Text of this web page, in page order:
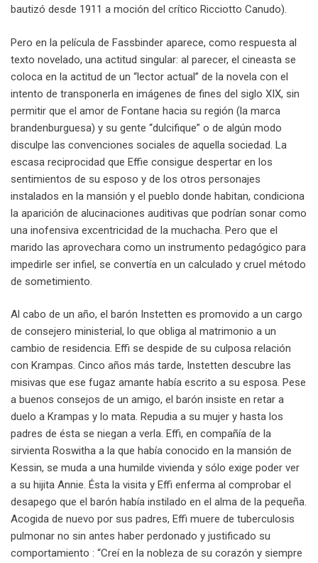
bautizó desde 1911 a moción del crítico Ricciotto Canudo).
Pero en la película de Fassbinder aparece, como respuesta al
texto novelado, una actitud singular: al parecer, el cineasta se
coloca en la actitud de un “lector actual” de la novela con el
intento de transponerla en imágenes de fines del siglo XIX, sin
permitir que el amor de Fontane hacia su región (la marca
brandenburguesa) y su gente “dulcifique” o de algún modo
disculpe las convenciones sociales de aquella sociedad. La
escasa reciprocidad que Effie consigue despertar en los
sentimientos de su esposo y de los otros personajes
instalados en la mansión y el pueblo donde habitan, condiciona
la aparición de alucinaciones auditivas que podrían sonar como
una inofensiva excentricidad de la muchacha. Pero que el
marido las aprovechara como un instrumento pedagógico para
impedirle ser infiel, se convertía en un calculado y cruel método
de sometimiento.
Al cabo de un año, el barón Instetten es promovido a un cargo
de consejero ministerial, lo que obliga al matrimonio a un
cambio de residencia. Effi se despide de su culposa relación
con Krampas. Cinco años más tarde, Instetten descubre las
misivas que ese fugaz amante había escrito a su esposa. Pese
a buenos consejos de un amigo, el barón insiste en retar a
duelo a Krampas y lo mata. Repudia a su mujer y hasta los
padres de ésta se niegan a verla. Effi, en compañía de la
sirvienta Roswitha a la que había conocido en la mansión de
Kessin, se muda a una humilde vivienda y sólo exige poder ver
a su hijita Annie. Ésta la visita y Effi enferma al comprobar el
desapego que el barón había instilado en el alma de la pequeña.
Acogida de nuevo por sus padres, Effi muere de tuberculosis
pulmonar no sin antes haber perdonado y justificado su
comportamiento : “Creí en la nobleza de su corazón y siempre